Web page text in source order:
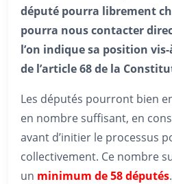
député pourra librement
pourra nous contacter
l’on indique sa position
de l’article 68 de la
Les députés pourront bien
en nombre suffisant, en
avant d’initier le processus
collectivement. Ce nombre
un minimum de 58 députés.